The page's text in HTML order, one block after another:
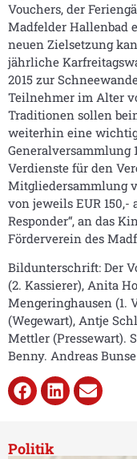
Vouchers, der
Madfelder Hallenbad
neuen Zielsetzung
jährliche
2015 zur
Teilnehmer im Alter
Traditionen sollen
weiterhin eine
Verdienste für den
Mitgliedersammlung
von jeweils EUR
Responder“, an das
Förderverein des
Bildunterschrift: Der
(2. Kassierer), Anita
Mengeringhausen (1.
(Wegewart), Antje
Mettler (Pressewart).
Benny. Andreas
Politik